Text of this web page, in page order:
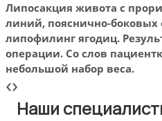
Липосакция живота с
линий, пояснично-боковых
липофилинг ягодиц.
операции. Со слов
небольшой набор веса.
‹›
Наши